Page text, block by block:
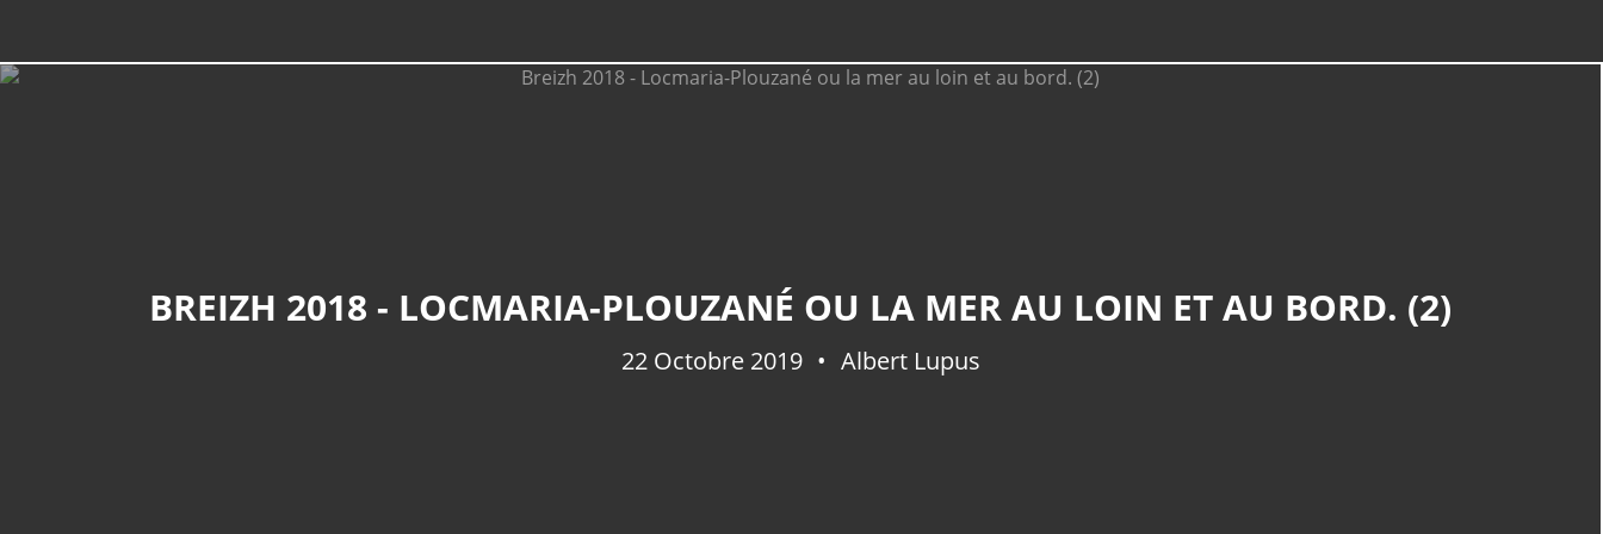
BREIZH 2018 - LOCMARIA-PLOUZANÉ OU LA MER AU LOIN ET AU BORD. (2)
22 Octobre 2019 Albert Lupus